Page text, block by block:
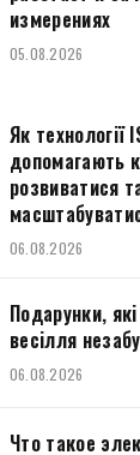
измерениях
05.08.2026
Як технології
допомагають
розвиватися
06.08.2026
Подарунки,
весілля
06.08.2026
Что такое